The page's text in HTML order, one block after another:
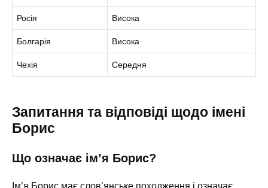
Росія Висока
Болгарія Висока
Чехія Середня
Запитання та відповіді щодо імені
Борис
Що означає ім’я Борис?
Ім’я Борис має слов’янське походження і означає